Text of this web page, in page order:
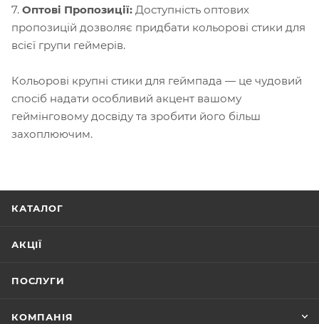
7. Оптові Пропозиції: Доступність оптових
пропозицій дозволяє придбати кольорові стики для
всієї групи геймерів.
Кольорові крупні стики для геймпада — це чудовий
спосіб надати особливий акцент вашому
геймінговому досвіду та зробити його більш
захоплюючим.
КАТАЛОГ
АКЦІЇ
ПОСЛУГИ
КОМПАНІЯ